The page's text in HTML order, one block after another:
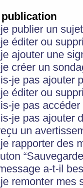
publier un
éditer ou
ajouter une
créer un
je pas ajouter
éditer ou
je pas
je pas ajouter
un
rapporter des
a-t-il
remonter mes